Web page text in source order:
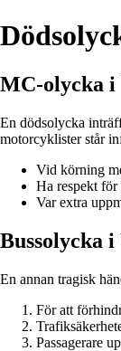
MC-olycka i
En dödsolycka
motorcyklister står
Vid körning
Ha respekt
Var extra
Bussolycka i
En annan tragisk
För att
Passagerare